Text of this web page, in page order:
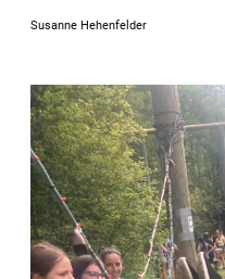
Susanne Hehenfelder